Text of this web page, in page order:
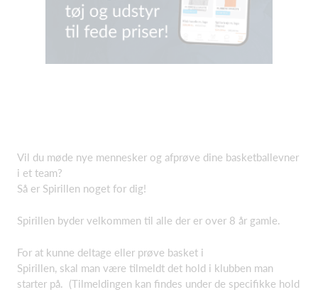
Vil du møde nye mennesker og afprøve dine basketballevner
i et team?
Så er Spirillen noget for dig!
Spirillen byder velkommen til alle der er over 8 år gamle.
For at kunne deltage eller prøve basket i
Spirillen, skal man være tilmeldt det hold i klubben man
starter på. (Tilmeldingen kan findes under de specifikke hold